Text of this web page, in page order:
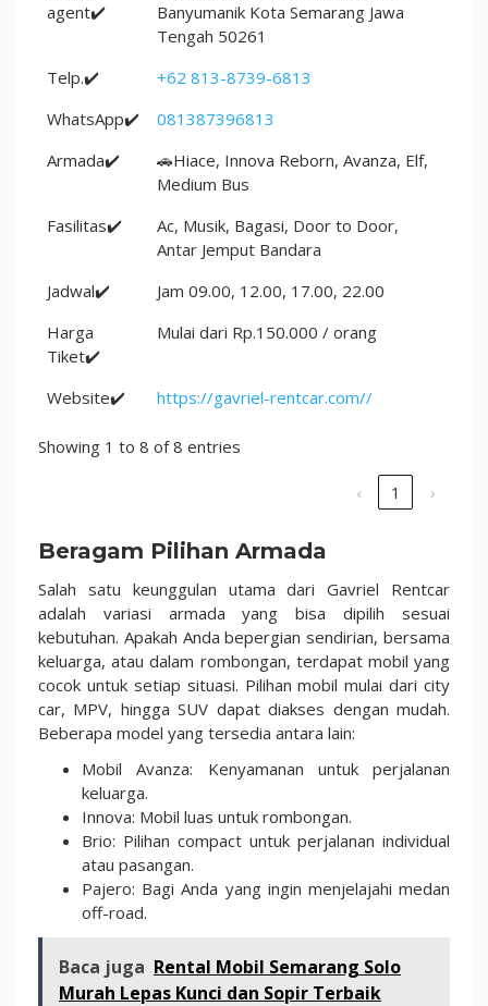
agent✔️
Banyumanik Kota Semarang Jawa
Tengah 50261
Telp.✔️
+62 813-8739-6813
WhatsApp✔️
081387396813
Armada✔️
🚗Hiace, Innova Reborn, Avanza, Elf,
Medium Bus
Fasilitas✔️
Ac, Musik, Bagasi, Door to Door,
Antar Jemput Bandara
Jadwal✔️
Jam 09.00, 12.00, 17.00, 22.00
Harga
Tiket✔️
Mulai dari Rp.150.000 / orang
Website✔️ https://gavriel-rentcar.com//
Showing 1 to 8 of 8 entries
‹ 1 ›
Beragam Pilihan Armada
Salah satu keunggulan utama dari Gavriel Rentcar
adalah variasi armada yang bisa dipilih sesuai
kebutuhan. Apakah Anda bepergian sendirian, bersama
keluarga, atau dalam rombongan, terdapat mobil yang
cocok untuk setiap situasi. Pilihan mobil mulai dari city
car, MPV, hingga SUV dapat diakses dengan mudah.
Beberapa model yang tersedia antara lain:
Mobil Avanza: Kenyamanan untuk perjalanan
keluarga.
Innova: Mobil luas untuk rombongan.
Brio: Pilihan compact untuk perjalanan individual
atau pasangan.
Pajero: Bagi Anda yang ingin menjelajahi medan
off-road.
Baca juga Rental Mobil Semarang Solo
Murah Lepas Kunci dan Sopir Terbaik